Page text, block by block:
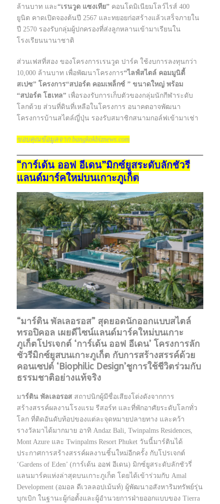
ล้านบาท และ“เรนวูด แซงเทีย” คอนโดมิเนียมโลว์ไรส์ 400
ยูนิต คาดเปิดจองต้นปี 2567 และทยอยก่อสร้างแล้วเสร็จภายใน
ปี 2570 รองรับกลุ่มผู้ปกครองที่ส่งลูกหลานเข้ามาเรียนใน
โรงเรียนนานาชาติ
ส่วนเฟสที่สอง ของโครงการเรนวูด ปาร์ค ใช้งบการลงทุนกว่า
10,000 ล้านบาท เพื่อพัฒนาโครงการ“ไลฟ์สไตล์ คอมมูนิตี้
สเปซ” โครงการ“สปอร์ต คอมเพล็กซ์ ” ขนาดใหญ่ พร้อม
“สปอร์ต โฮเทล” เพื่อรองรับการเก็บตัวของกลุ่มนักกีฬาระดับ
โลกด้วย ส่วนที่ดินที่เหลือในโครงการ อนาคตอาจพัฒนา
โครงการบ้านสไตล์ญี่ปุ่น รองรับสมาชิกสนามกอล์ฟเข้ามาเช่า
ขอบคุณข้อมูลจาก bangkokbiznews.com
“การ์เด้น ออฟ อีเดน”มิกซ์ยูสระดับลักชัวรี
แลนด์มาร์คใหม่บนเกาะภูเก็ต
“มาร์ติน พัลเลอรอส” สุดยอดนักออกแบบสไตล์
ทรอปิคอล เผยดีไซน์แลนด์มาร์คใหม่บนเกาะ
ภูเก็ตโปรเจกต์ ‘การ์เด้น ออฟ อีเดน’ โครงการลัก
ชัวรีมิกซ์ยูสบนเกาะภูเก็ต กับการสร้างสรรค์ด้วย
คอนเซปต์ ‘Biophilic Design’ชูการใช้ชีวิตร่วมกับ
ธรรมชาติอย่างแท้จริง
มาร์ติน พัลเลอรอส สถาปนิกผู้มีชื่อเสียงโด่งดังจากการ
สร้างสรรค์ผลงานโรงแรม รีสอร์ท และที่พักอาศัยระดับโลกทั่ว
โลก ที่ติดอันดับท้อปของแต่ละจุดหมายปลายทาง และคว้า
รางวัลมาได้มากมาย อาทิ Andaz Bali, Twinpalms Residences,
Mont Azure และ Twinpalms Resort Phuket วันนี้มาร์ตินได้
ประกาศการสร้างสรรค์ผลงานชิ้นใหม่อีกครั้ง กับโปรเจกต์
‘Gardens of Eden’ (การ์เด้น ออฟ อีเดน) มิกซ์ยูสระดับลักชัวรี่
แลนมาร์คแห่งล่าสุดบนเกาะภูเก็ต โดยได้เข้าร่วมกับ Amal
Development (อมอล ดีเวลลอปเม้นท์) ผู้พัฒนาอสังหาริมทรัพย์รุ่น
บุกเบิก ในฐานะผู้ก่อตั้งและผู้อำนวยการฝ่ายออกแบบของ Tierra